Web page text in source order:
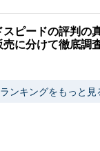
スピードの評判の
売に分けて徹底調
ランキングをもっと見